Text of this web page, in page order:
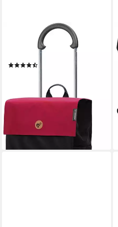
ANDERSEN
Einkaufstrolley Scala Shopper
Hera, 47 l, Tragkraft 40 kg
lieferbar - in 3-4 Werktagen bei dir